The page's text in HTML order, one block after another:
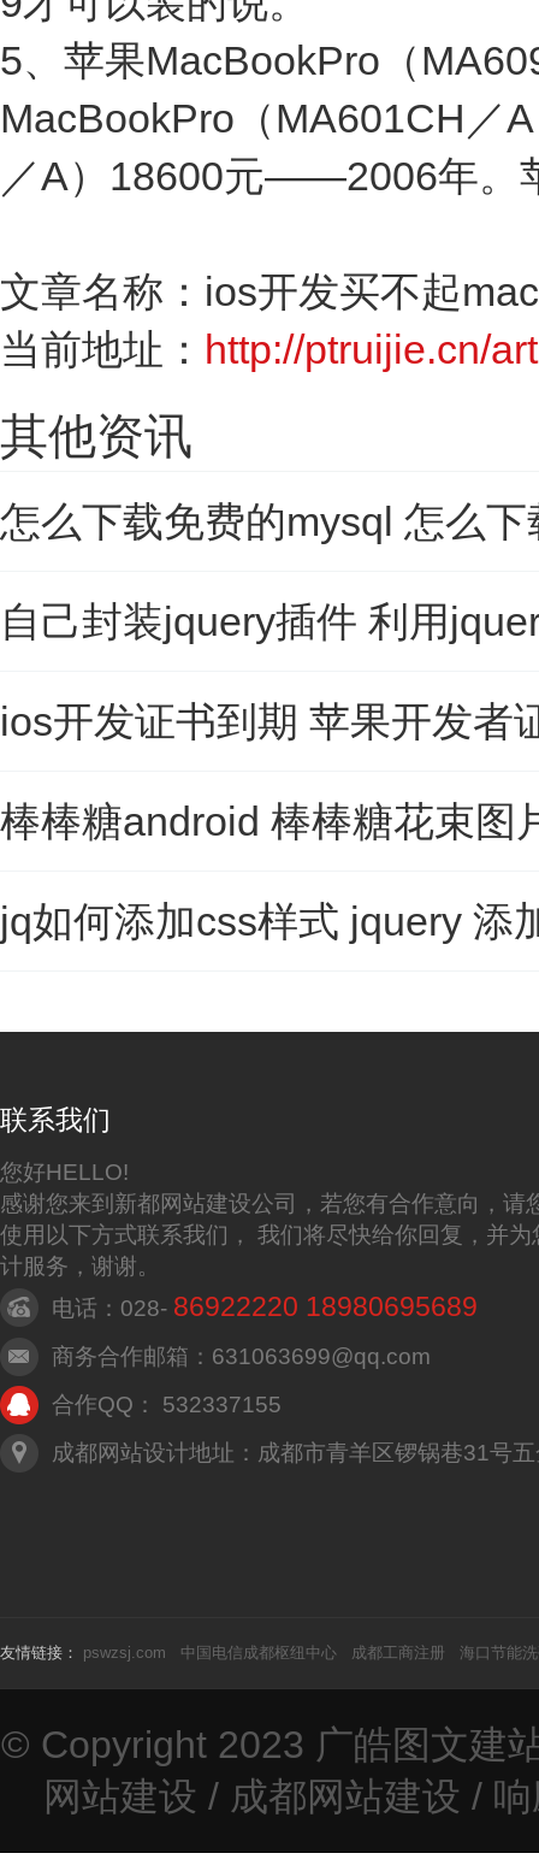
5、苹果MacBookPro（
MacBookPro（MA601CH
／A）18600元——2006年。
文章名称：ios开发买不起
当前地址： http://ptruijie.cn/
其他资讯
怎么下载免费的mysql 怎么
自己封装jquery插件 利用
ios开发证书到期 苹果开发者
棒棒糖android 棒棒糖花束图
jq如何添加css样式 jquery 添
联系我们
您好HELLO!
感谢您来到新都网站建设公司，若您有合作意向，请
使用以下方式联系我们， 我们将尽快给你回复，并
计服务，谢谢。
电话：028- 86922220 18980695689
商务合作邮箱：631063699@qq.com
合作QQ： 532337155
成都网站设计地址：成都市青羊区锣锅巷31号
友情链接： pswzsj.com 中国电信成都枢纽中心 成都工商注册 海口节能
© Copyright 2023 广皓图文建
网站建设 / 成都网站建设 /